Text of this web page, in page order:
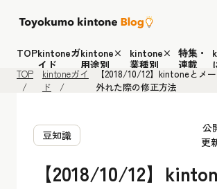
TOPkintoneガ
イド
kintone×
用途別
kintone×
業種別
特集・
連載
TOP
kintoneガイ
ド
【2018/10/12】kintoneとメ
外れた際の修正方法
豆知識
公
更
【2018/10/12】